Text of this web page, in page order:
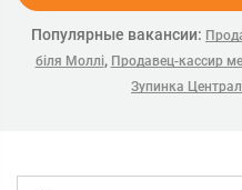
Популярные вакансии:
біля Моллі, Продавец-кассир
Зупинка